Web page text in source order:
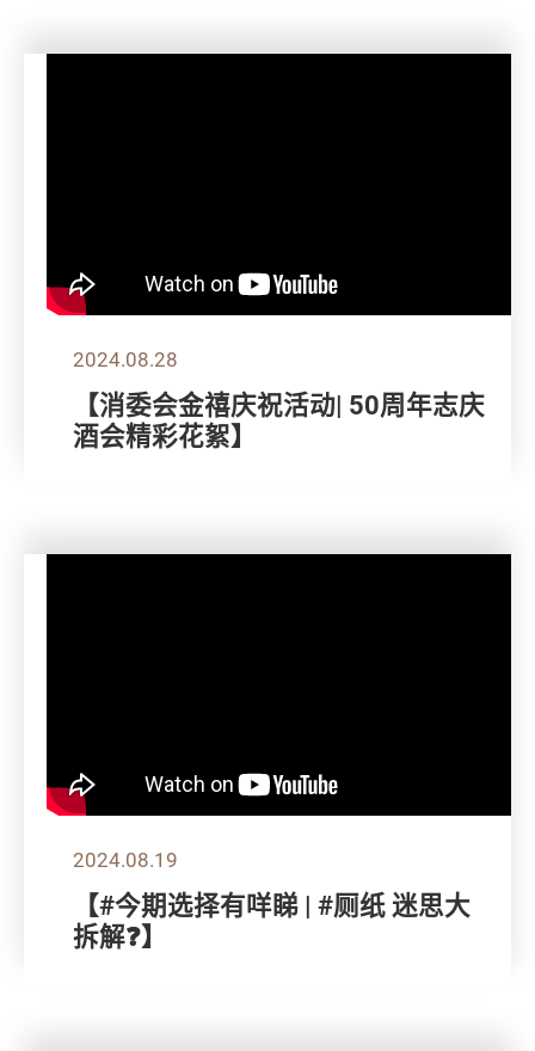
2024.08.28
【消委会金禧庆祝活动| 50周年志庆
酒会精彩花絮】
2024.08.19
【#今期选择有咩睇 | #厕纸 迷思大
拆解❓】